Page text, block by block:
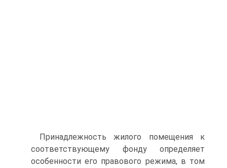
Принадлежность жилого помещения к
соответствующему фонду определяет
особенности его правового режима, в том